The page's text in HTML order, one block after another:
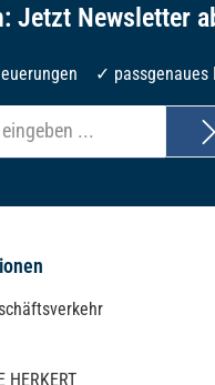
Jetzt Newsletter
✓ passgenaues
HERKERT